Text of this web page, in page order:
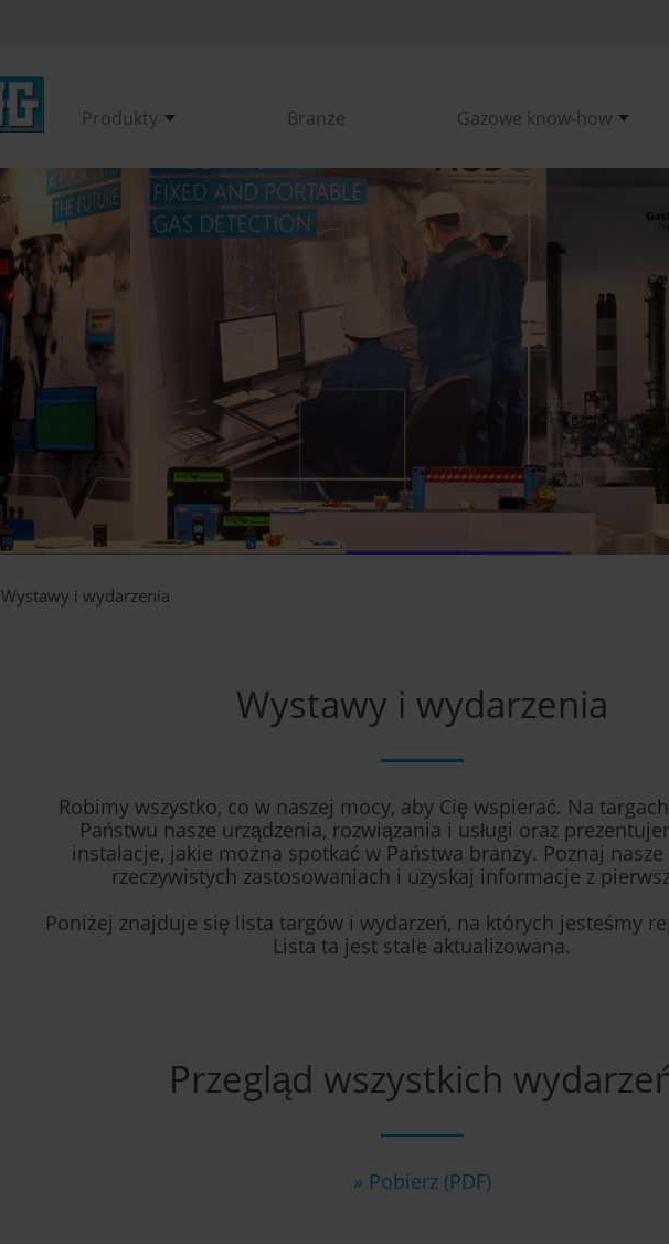
Produkty Branże Gazowe know-how
Wystawy i wydarzenia
Wystawy i wydarzenia
Robimy wszystko, co w naszej mocy, aby Cię wspierać. Na
Państwu nasze urządzenia, rozwiązania i usługi oraz
instalacje, jakie można spotkać w Państwa branży. Poznaj
rzeczywistych zastosowaniach i uzyskaj informacje z
Poniżej znajduje się lista targów i wydarzeń, na których jesteśmy
Lista ta jest stale aktualizowana.
Przegląd wszystkich
» Pobierz (PDF)